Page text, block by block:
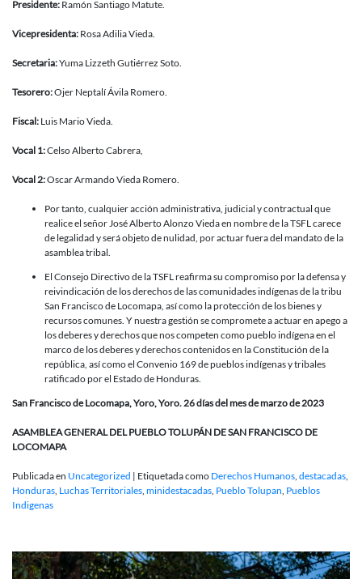
Presidente: Ramón Santiago Matute.
Vicepresidenta: Rosa Adilia Vieda.
Secretaria:Yuma Lizzeth Gutiérrez Soto.
Tesorero:Ojer Neptalí Ávila Romero.
Fiscal: Luis Mario Vieda.
Vocal 1:Celso Alberto Cabrera,
Vocal 2:Oscar Armando Vieda Romero.
Por tanto, cualquier acción administrativa, judicial y contractual que
realice el señor José Alberto Alonzo Vieda en nombre de la TSFL carece
de legalidad y será objeto de nulidad, por actuar fuera del mandato de la
asamblea tribal.
El Consejo Directivo de la TSFL reafirma su compromiso por la defensa y
reivindicación de los derechos de las comunidades indígenas de la tribu
San Francisco de Locomapa, así como la protección de los bienes y
recursos comunes. Y nuestra gestión se compromete a actuar en apego a
los deberes y derechos que nos competen como pueblo indígena en el
marco de los deberes y derechos contenidos en la Constitución de la
república, así como el Convenio 169 de pueblos indígenas y tribales
ratificado por el Estado de Honduras.
San Francisco de Locomapa, Yoro, Yoro. 26 días del mes de marzo de 2023
ASAMBLEA GENERAL DEL PUEBLO TOLUPÁN DE SAN FRANCISCO DE
LOCOMAPA
Publicada en Uncategorized | Etiquetada como Derechos Humanos, destacadas,
Honduras, Luchas Territoriales, minidestacadas, Pueblo Tolupan, Pueblos
Indigenas